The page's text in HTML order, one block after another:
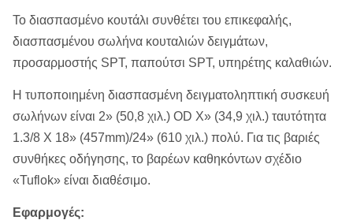
Το διασπασμένο κουτάλι συνθέτει του επικεφαλής,
διασπασμένου σωλήνα κουταλιών δειγμάτων,
προσαρμοστής SPT, παπούτσι SPT, υπηρέτης καλαθιών.
Η τυποποιημένη διασπασμένη δειγματοληπτική συσκευή
σωλήνων είναι 2» (50,8 χιλ.) OD Χ» (34,9 χιλ.) ταυτότητα
1.3/8 Χ 18» (457mm)/24» (610 χιλ.) πολύ. Για τις βαριές
συνθήκες οδήγησης, το βαρέων καθηκόντων σχέδιο
«Tuflok» είναι διαθέσιμο.
Εφαρμογές: